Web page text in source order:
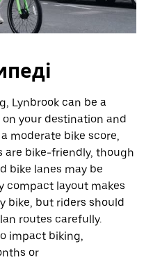
Lynbrook can be a
your destination and
moderate bike score,
bike-friendly, though
bike lanes may be
compact layout makes
bike, but riders should
routes carefully.
impact biking,
or